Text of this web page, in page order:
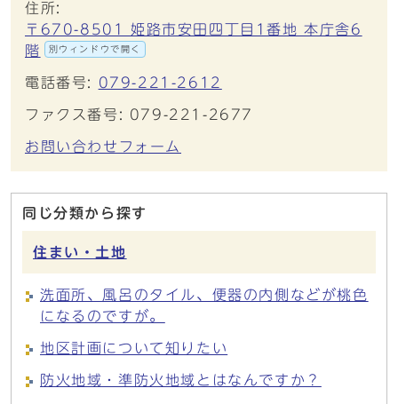
住所:
〒670-8501 姫路市安田四丁目1番地 本庁舎6
階
別ウィンドウで開く
電話番号: 079-221-2612
ファクス番号: 079-221-2677
お問い合わせフォーム
同じ分類から探す
住まい・土地
洗面所、風呂のタイル、便器の内側などが桃色
になるのですが。
地区計画について知りたい
防火地域・準防火地域とはなんですか？